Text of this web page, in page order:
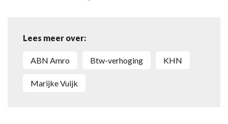
Lees meer over:
ABN Amro btw-verhoging KHN
Marijke Vuijk